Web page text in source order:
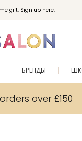
gift. Sign up here.
БРЕНДЫ
over £150